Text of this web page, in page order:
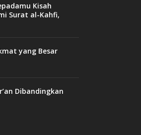
Kisah
Surat al-Kahfi,
yang Besar
Dibandingkan